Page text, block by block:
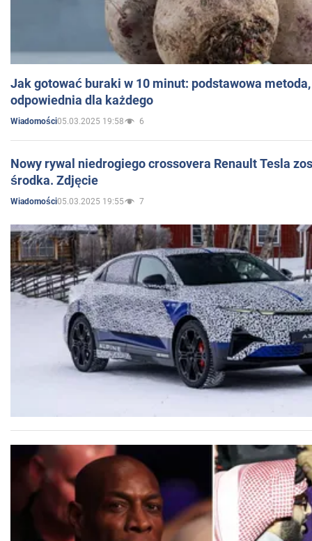
Jak gotować buraki w 10 minut: podstawowa
odpowiednia dla każdego
Wiadomości05.03.2025 19:58 6
Nowy rywal niedrogiego crossovera Renault Tesla
środka. Zdjęcie
Wiadomości05.03.2025 19:55 7